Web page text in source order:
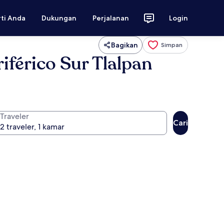
Anda Dukungan Perjalanan Login
Bagikan Simpan
Sur Tlalpan
Traveler
Cari